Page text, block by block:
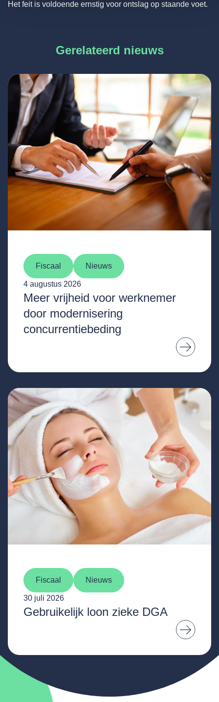
Het feit is voldoende ernstig voor ontslag op staande voet.
Gerelateerd nieuws
Fiscaal Nieuws
4 augustus 2026
Meer vrijheid voor werknemer
door modernisering
concurrentiebeding
Fiscaal Nieuws
30 juli 2026
Gebruikelijk loon zieke DGA